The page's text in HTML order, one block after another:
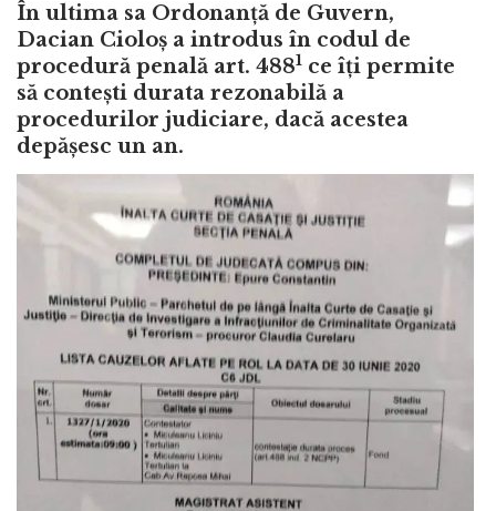
În ultima sa Ordonanță de Guvern,
Dacian Cioloș a introdus în codul de
procedură penală art. 4881 ce îți permite
să contești durata rezonabilă a
procedurilor judiciare, dacă acestea
depășesc un an.